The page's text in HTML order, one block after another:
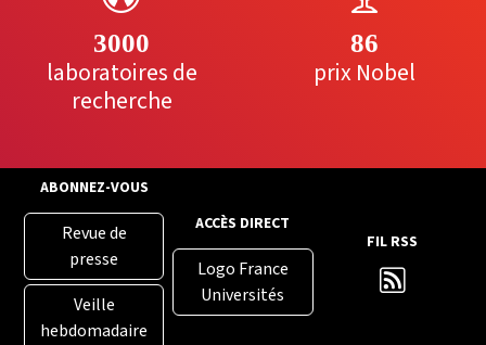
3000
laboratoires de
recherche
86
prix Nobel
ABONNEZ-VOUS
Revue de
presse
Veille
hebdomadaire
ACCÈS DIRECT
Logo France
Universités
FIL RSS